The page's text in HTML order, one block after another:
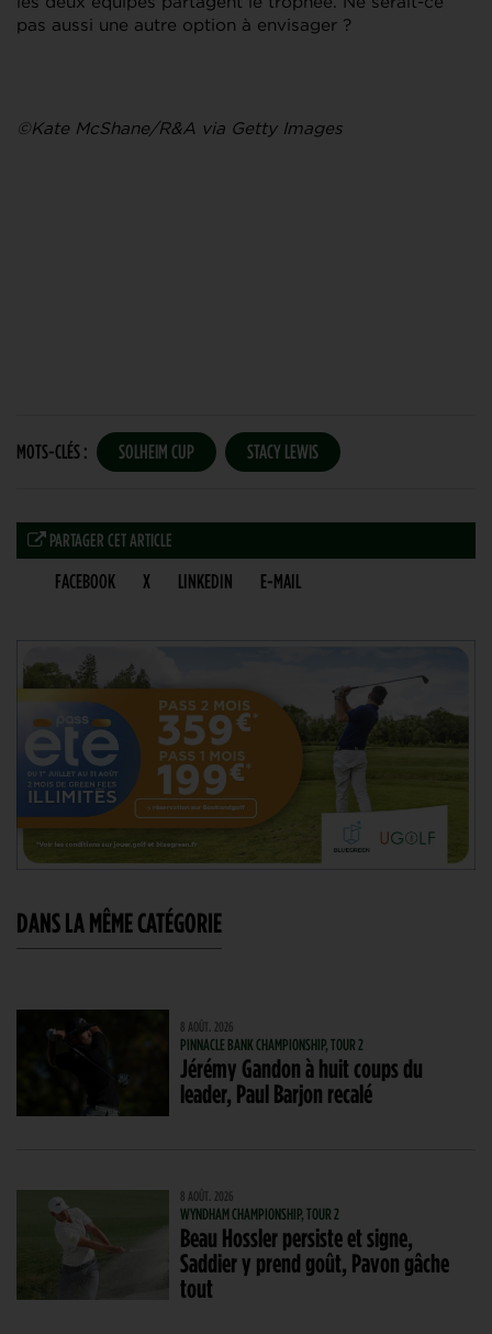
pas aussi une autre option à envisager ?
©Kate McShane/R&A via Getty Images
MOTS-CLÉS : SOLHEIM CUP STACY LEWIS
PARTAGER CET ARTICLE
FACEBOOK X LINKEDIN E-MAIL
DANS LA MÊME CATÉGORIE
8 AOÛT. 2026
PINNACLE BANK CHAMPIONSHIP, TOUR 2
Jérémy Gandon à huit coups du
leader, Paul Barjon recalé
8 AOÛT. 2026
WYNDHAM CHAMPIONSHIP, TOUR 2
Beau Hossler persiste et signe,
Saddier y prend goût, Pavon gâche
tout